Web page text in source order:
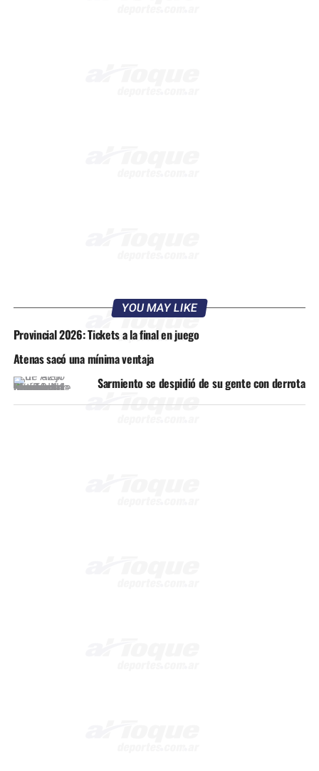
YOU MAY LIKE
Provincial 2026: Tickets a la final en juego
Atenas sacó una mínima ventaja
Sarmiento se despidió de su gente con derrota